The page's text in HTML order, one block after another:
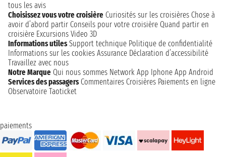
tous les avis
Choisissez vous votre croisière Curiosités sur les croisières Chose à
avoir d’abord partir Conseils pour votre croisière Quand partir en
croisière Excursions Video 3D
Informations utiles Support technique Politique de confidentialité
Informations sur les cookies Assurance Déclaration d’accessibilité
Travaillez avec nous
Notre Marque Qui nous sommes Network App Iphone App Android
Services des passagers Commentaires Croisières Paiements en ligne
Observatoire Taoticket
paiements